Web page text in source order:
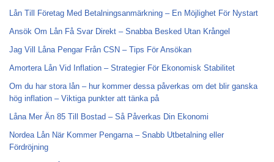
Lån Till Företag Med Betalningsanmärkning – En Möjlighet För Nystart
Ansök Om Lån Få Svar Direkt – Snabba Besked Utan Krångel
Jag Vill Låna Pengar Från CSN – Tips För Ansökan
Amortera Lån Vid Inflation – Strategier För Ekonomisk Stabilitet
Om du har stora lån – hur kommer dessa påverkas om det blir ganska
hög inflation – Viktiga punkter att tänka på
Låna Mer Än 85 Till Bostad – Så Påverkas Din Ekonomi
Nordea Lån När Kommer Pengarna – Snabb Utbetalning eller
Fördröjning